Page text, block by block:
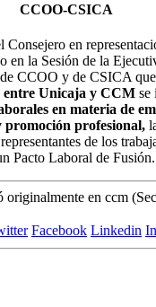
CCOO-CSICA
Consejero en
en la Sesión de la
CCOO y de CSICA
entre Unicaja y CCM se
en materia de
promoción profesional,
de los
Pacto Laboral de Fusión.
originalmente en ccm
Facebook Linkedin